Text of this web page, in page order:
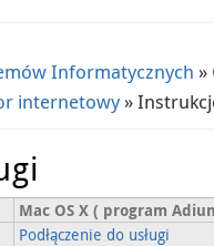
Informatycznych »
internetowy »
Mac OS X ( program
Podłączenie do usługi